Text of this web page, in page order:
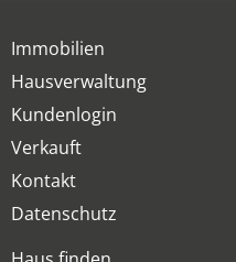
Immobilien
Hausverwaltung
Kundenlogin
Verkauft
Kontakt
Datenschutz